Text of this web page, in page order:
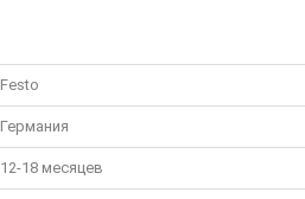
Festo
Германия
12-18 месяцев